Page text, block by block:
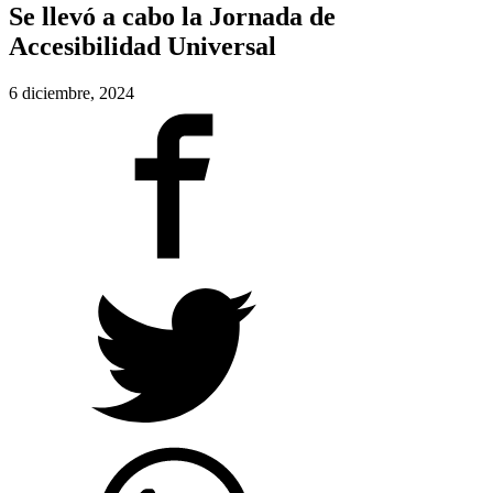
Se llevó a cabo la Jornada de
Accesibilidad Universal
6 diciembre, 2024